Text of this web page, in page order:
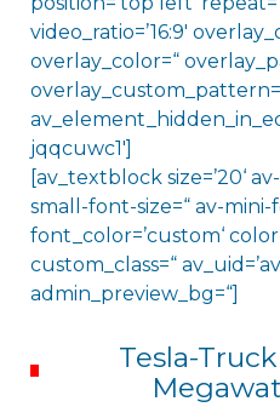
video_ratio=’16:9′
overlay_color=“
jqqcuwc1′]
[av_textblock size=’20‘
small-font-size=“ av-mini-
font_color=’custom‘
custom_class=“
admin_preview_bg=“]
Tesla-